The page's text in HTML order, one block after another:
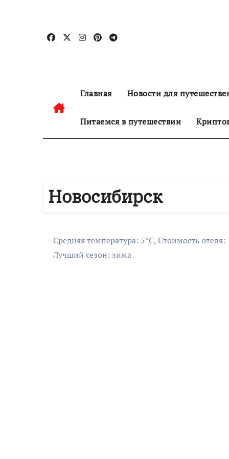
содержанию
Главная Новости для
Питаемся в путешествии
Новосибирск
Средняя температура: 5°C, Стоимость
Лучший сезон: зима